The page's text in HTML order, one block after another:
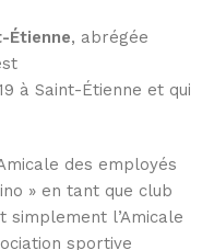
Étienne, abrégée
à Saint-Étienne et qui
des employés
» en tant que club
simplement l’Amicale
sportive